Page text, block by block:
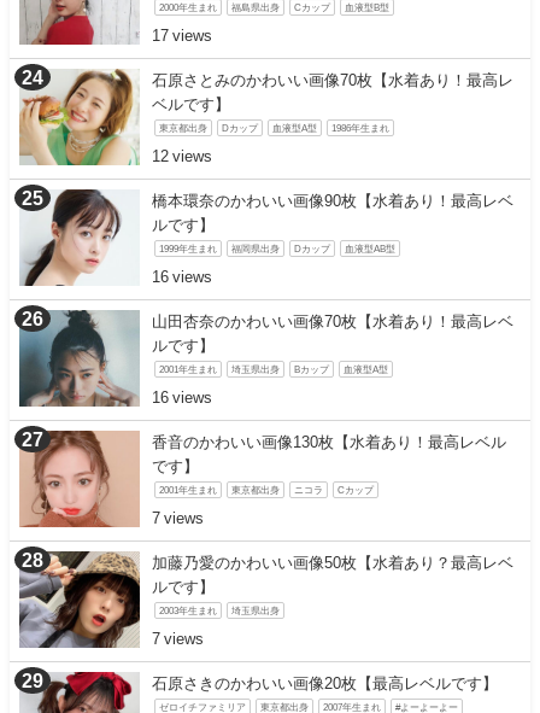
2000年生まれ 福島県出身 Cカップ 血液型B型
17
石原さとみのかわいい画像70枚【水着あり！最高レ
ベルです】
東京都出身 Dカップ 血液型A型 1986年生まれ
12
橋本環奈のかわいい画像90枚【水着あり！最高レベ
ルです】
1999年生まれ 福岡県出身 Dカップ 血液型AB型
16
山田杏奈のかわいい画像70枚【水着あり！最高レベ
ルです】
2001年生まれ 埼玉県出身 Bカップ 血液型A型
16
香音のかわいい画像130枚【水着あり！最高レベル
です】
2001年生まれ 東京都出身 ニコラ Cカップ
7
加藤乃愛のかわいい画像50枚【水着あり？最高レベ
ルです】
2003年生まれ 埼玉県出身
7
石原さきのかわいい画像20枚【最高レベルです】
ゼロイチファミリア 東京都出身 2007年生まれ #よーよーよー